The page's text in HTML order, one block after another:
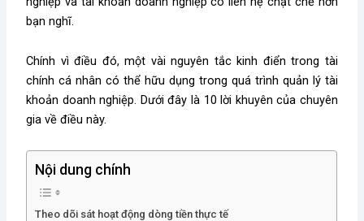
bạn nghĩ.
Chính vì điều đó, một vài nguyên tắc kinh điển trong tài
chính cá nhân có thể hữu dụng trong quá trình quản lý tài
khoản doanh nghiệp. Dưới đây là 10 lời khuyên của chuyên
gia về điều này.
Nội dung chính
Theo dõi sát hoạt động dòng tiền thực tế